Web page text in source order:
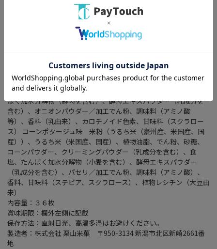
米（豪州産、国産、米国産））、植物油脂、うるち米（米国産、
国産）、砂糖、しょう油（小麦・大豆を含む）、ごま、はちみつ、
発酵調味料（小麦・大豆を含む）、調味エキス（小麦・大豆を含
む）、アミノ酸液（大豆を含む）、ペパーソース（食酢、唐辛
子、食塩）／加工でん粉、調味料（アミノ酸等）、カラメル色
素、香料（ごま由来） チーズ味 米粉（うるち米（豪州産、米国
産、国産））、うるち米（米国産、国産）、植物油脂、でん粉、
糖類（砂糖、ぶどう糖）、粉末油脂（乳成分・大豆を含む）、食
塩、チーズパウダー、粉末しょう油（小麦・大豆を含む）、たん
ぱく加水分解物（豚肉を含む）、酵母エキスパウダー（乳成分を
含む）、オニオンパウダー／加工でん粉、調味料（アミノ酸
等）、香料（乳由来）、カロチノイド色素、甘味料（スクラロー
ス） コーンポタージュ味 米粉（うるち米（豪州産、米国産、国
産））、うるち米（米国産、国産）、植物油脂、でん粉、砂糖、
コーンパウダー、クリーミングパウダー（乳成分を含む）、食
塩、たんぱく加水分解物（小麦を含む）、酵母エキスパウダー
（乳成分を含む）、パセリ／加工でん粉、調味料（アミノ酸）、
香料、甘味料（ステビア、スクラロース）、植物レシチン（大豆由
来）
内容量：３６枚
賞味期限：欄外左側に記載
保存方法：直射日光、高温多湿はお避けください。
製造者：株式会社 栗山米菓 〒950-3134 新潟市北区新崎2661番
地